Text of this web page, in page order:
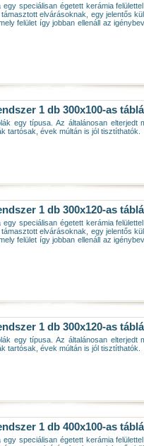
speciálisan égetett kerámia
elvárásoknak, egy jelentős
felület így jobban ellenáll az
1 db 300x100-as
egy típusa. Az általánosan elterjedt
tartósak, évek múltán is jól tisztíthatók.
1 db 300x120-as
speciálisan égetett kerámia
elvárásoknak, egy jelentős
felület így jobban ellenáll az
1 db 300x120-as
egy típusa. Az általánosan elterjedt
tartósak, évek múltán is jól tisztíthatók.
1 db 400x100-as
speciálisan égetett kerámia